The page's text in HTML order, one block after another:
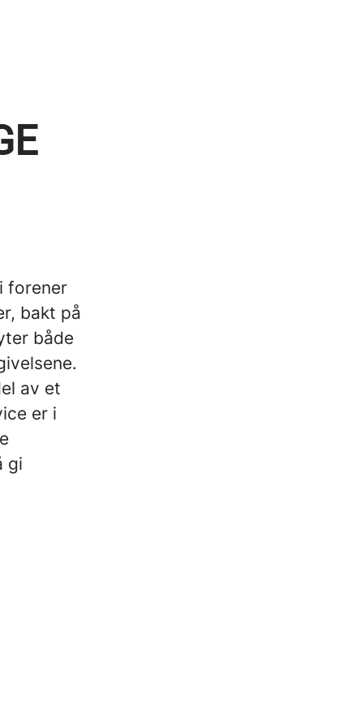
forener
bakt på
både
av et
er i
gi